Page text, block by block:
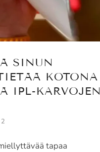
SINUN
KOTONA
IPL-KARVOJEN
tapaa